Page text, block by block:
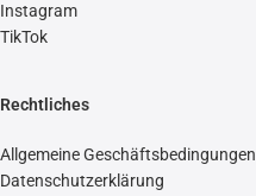
Instagram
TikTok
Rechtliches
Allgemeine Geschäftsbedingungen
Datenschutzerklärung